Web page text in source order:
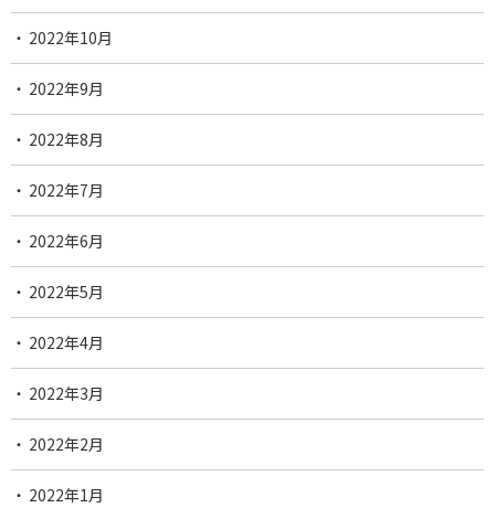
2022年10月
2022年9月
2022年8月
2022年7月
2022年6月
2022年5月
2022年4月
2022年3月
2022年2月
2022年1月